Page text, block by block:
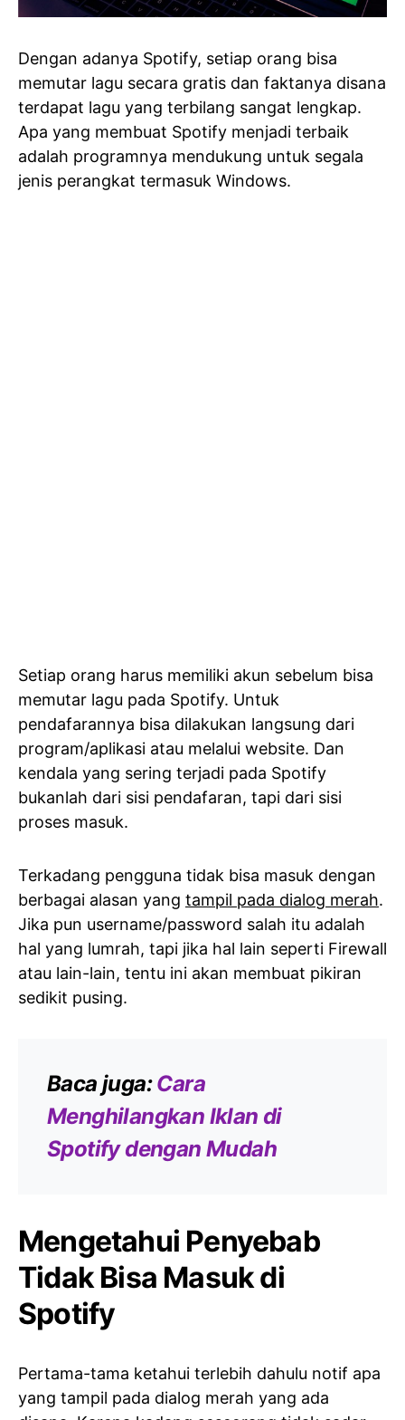
Dengan adanya Spotify, setiap orang bisa
memutar lagu secara gratis dan faktanya disana
terdapat lagu yang terbilang sangat lengkap.
Apa yang membuat Spotify menjadi terbaik
adalah programnya mendukung untuk segala
jenis perangkat termasuk Windows.
Setiap orang harus memiliki akun sebelum bisa
memutar lagu pada Spotify. Untuk
pendafarannya bisa dilakukan langsung dari
program/aplikasi atau melalui website. Dan
kendala yang sering terjadi pada Spotify
bukanlah dari sisi pendafaran, tapi dari sisi
proses masuk.
Terkadang pengguna tidak bisa masuk dengan
berbagai alasan yang tampil pada dialog merah.
Jika pun username/password salah itu adalah
hal yang lumrah, tapi jika hal lain seperti Firewall
atau lain-lain, tentu ini akan membuat pikiran
sedikit pusing.
Baca juga:Cara
Menghilangkan Iklan di
Spotify dengan Mudah
Mengetahui Penyebab
Tidak Bisa Masuk di
Spotify
Pertama-tama ketahui terlebih dahulu notif apa
yang tampil pada dialog merah yang ada